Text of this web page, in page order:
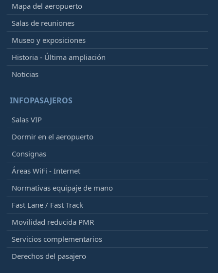
Mapa del aeropuerto
Salas de reuniones
Museo y exposiciones
Historia - Última ampliación
Noticias
INFOPASAJEROS
Salas VIP
Dormir en el aeropuerto
Consignas
Áreas WiFi - Internet
Normativas equipaje de mano
Fast Lane / Fast Track
Movilidad reducida PMR
Servicios complementarios
Derechos del pasajero